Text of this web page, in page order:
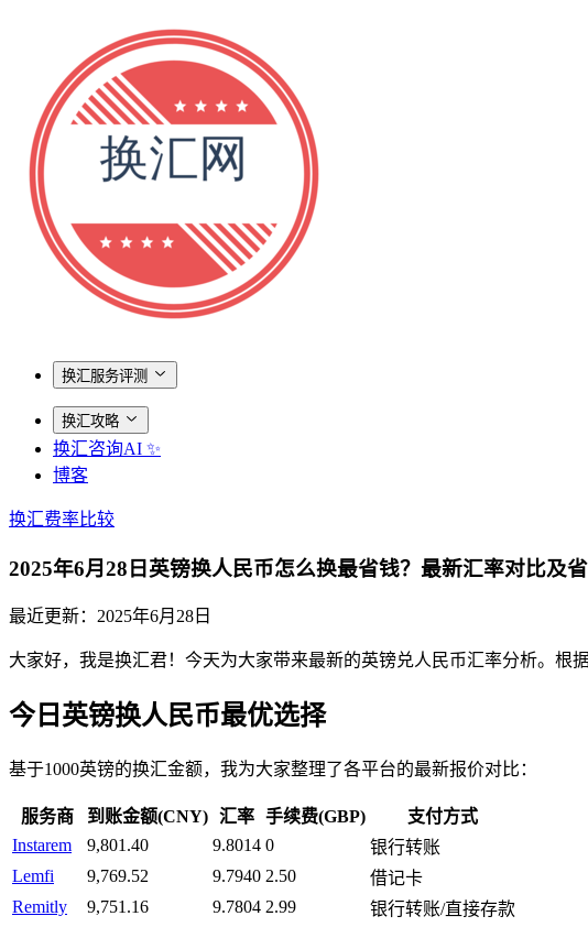
换汇服务评测
换汇攻略
换汇咨询AI ✨
博客
换汇费率比较
2025年6月28日英镑换人民币怎么换最省钱？最新汇率对比及
最近更新： 2025年6月28日
大家好，我是换汇君！今天为大家带来最新的英镑兑人民币汇率分析。根
今日英镑换人民币最优选择
基于1000英镑的换汇金额，我为大家整理了各平台的最新报价对比：
服务商 到账金额(CNY) 汇率 手续费(GBP)
支付方式
Instarem
9,801.40 9.8014 0
银行转账
Lemfi
9,769.52 9.7940 2.50
借记卡
Remitly
9,751.16 9.7804 2.99
银行转账/直接存款